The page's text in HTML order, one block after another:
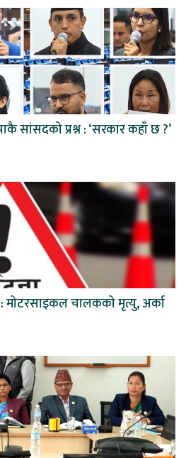
सांसदको प्रश्न : ‘सरकार कहाँ छ ?’
मोटरसाइकल चालकको मृत्यु, अर्का